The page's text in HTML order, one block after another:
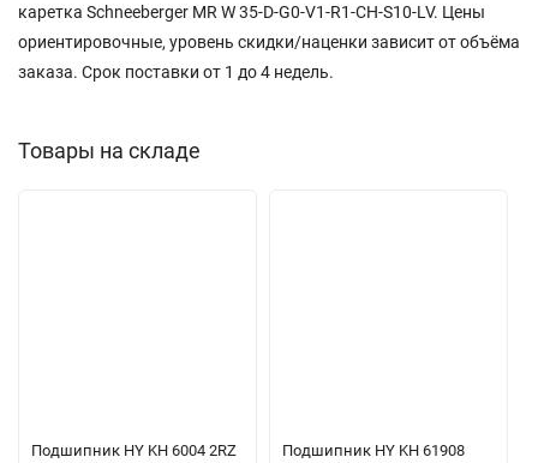
каретка Schneeberger MR W 35-D-G0-V1-R1-CH-S10-LV. Цены
ориентировочные, уровень скидки/наценки зависит от объёма
заказа. Срок поставки от 1 до 4 недель.
Товары на складе
Подшипник HY KH 6004 2RZ
Подшипник HY KH 61908